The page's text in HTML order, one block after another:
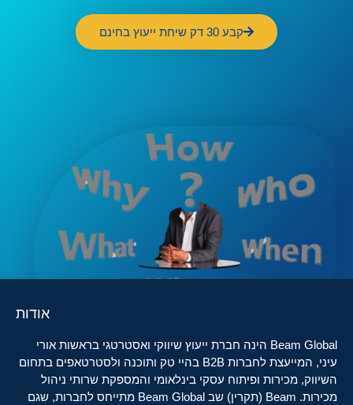
קבע 30 דק שיחת ייעוץ בחינם
אודות
Beam Global הינה חברת ייעוץ שיווקי ואסטרטגי בראשות אורי
עיני, המייעצת לחברות B2B בהיי טק ותוכנה ולסטרטאפים בתחום
השיווק, מכירות ופיתוח עסקי בינלאומי והמספקת שרותי ניהול
מכירות. Beam (תקרין) שב Beam Global מתייחס לחברות, שגם